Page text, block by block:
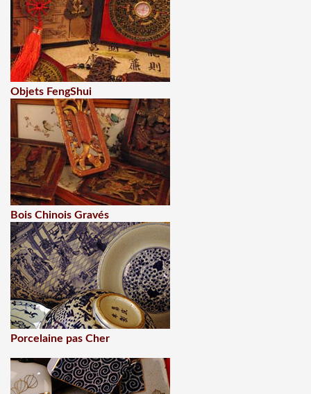
Objets FengShui
Bois Chinois Gravés
Porcelaine pas Cher